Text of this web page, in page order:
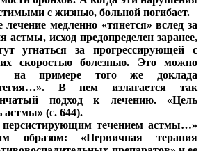
с жизнью, больной погибает.
медленно «тянется» вслед за
астмы, исход предопределен заранее,
угнаться за прогрессирующей с
скоростью болезнью. Это можно
на примере того же доклада
В нем излагается так
подход к лечению. «Цель
(с. 644).
течением астмы…»
образом: «Первичная терапия